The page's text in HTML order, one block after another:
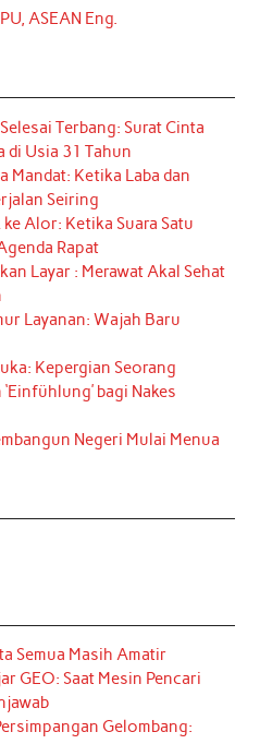
ASEAN Eng.
Terbang: Surat Cinta
Usia 31 Tahun
Mandat: Ketika Laba dan
Seiring
Alor: Ketika Suara Satu
Rapat
Layar : Merawat Akal Sehat
Layanan: Wajah Baru
Kepergian Seorang
bagi Nakes
Negeri Mulai Menua
Semua Masih Amatir
GEO: Saat Mesin Pencari
Gelombang: